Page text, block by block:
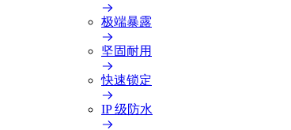
极端暴露
坚固耐用
快速锁定
IP 级防水